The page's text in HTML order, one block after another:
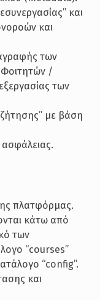
και
και
των
/
των
με βάση
πλατφόρμας.
κάτω από
των
“courses”
“config”.
και